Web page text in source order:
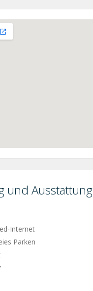
und Ausstattung
Internet
Parken